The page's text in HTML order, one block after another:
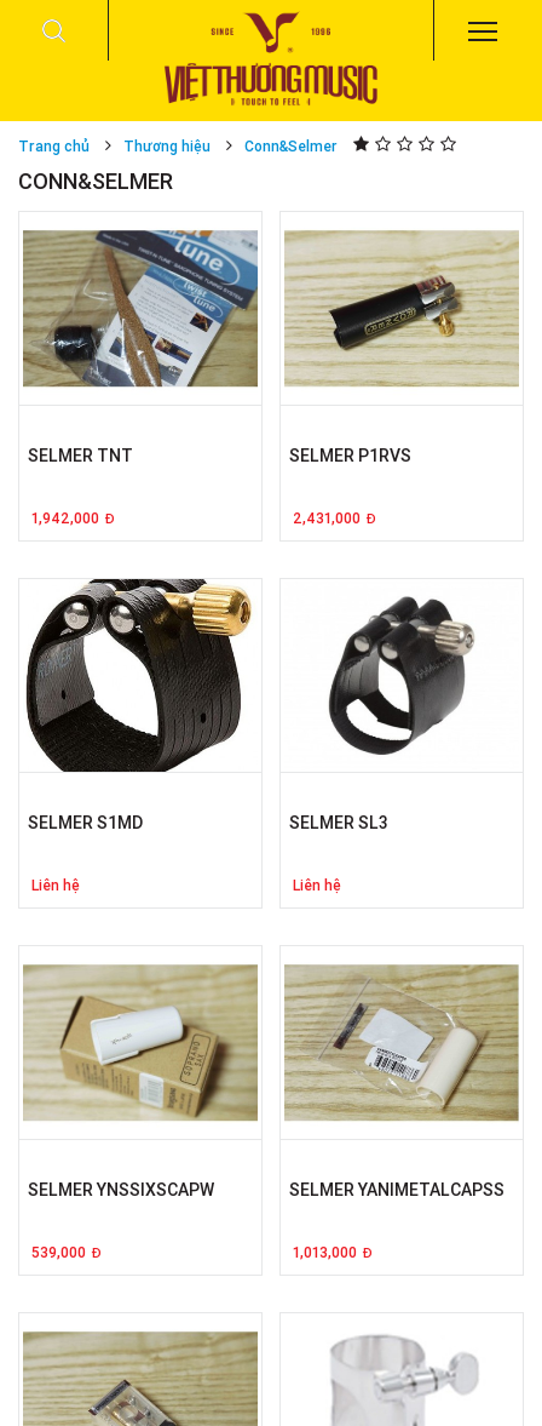
Trang chủ Thương hiệu Conn&Selmer
CONN&SELMER
SELMER TNT
1,942,000 Đ
SELMER P1RVS
2,431,000 Đ
SELMER S1MD
Liên hệ
SELMER SL3
Liên hệ
SELMER YNSSIXSCAPW
539,000 Đ
SELMER YANIMETALCAPSS
1,013,000 Đ